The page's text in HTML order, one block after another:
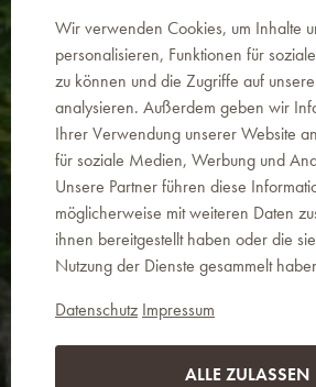
News an Ihre E-Mail
Indem Sie Ihre E-Mail-Adresse eingeben,
werden Sie über Neuigkeiten und
Sonderangebote informiert. Es handelt sich
um geschäftliche Mitteilungen zu den auf
Website www.landema.de angebotenen
Produkten. Sie können unseren
unternehmenseigenen Newsletter jederzeit
mit einem Klick auf den entsprechenden Link
in den zugestellten E-Mails oder unter
info@landema.de abbestellen.
Wir verwenden Cookies, um Inhalte
personalisieren, Funktionen für
zu können und die Zugriffe auf
analysieren. Außerdem geben wir
Ihrer Verwendung unserer Website
für soziale Medien, Werbung und
Unsere Partner führen diese
möglicherweise mit weiteren Daten
ihnen bereitgestellt haben oder die
Nutzung der Dienste gesammelt
Datenschutz Impressum
ALLE ZULASSEN